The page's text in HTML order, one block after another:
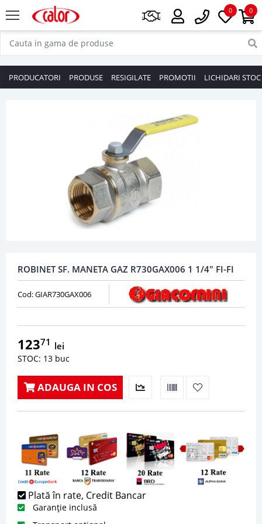
0
0
PRODUCATORI PRODUSE RESIGILATE PROMOTII LICHIDARI STOC
ROBINET SF. MANETA GAZ R730GAX006 1 1/4" FI-FI
Cod: GIAR730GAX006
12371 lei
STOC: 13 buc
ADAUGA IN COS
Plată în rate, Credit Bancar
Garanție inclusă